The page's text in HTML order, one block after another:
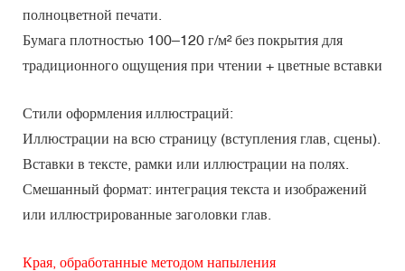
полноцветной печати.
Бумага плотностью 100–120 г/м² без покрытия для
традиционного ощущения при чтении + цветные вставки
Стили оформления иллюстраций:
Иллюстрации на всю страницу (вступления глав, сцены).
Вставки в тексте, рамки или иллюстрации на полях.
Смешанный формат: интеграция текста и изображений
или иллюстрированные заголовки глав.
Края, обработанные методом напыления